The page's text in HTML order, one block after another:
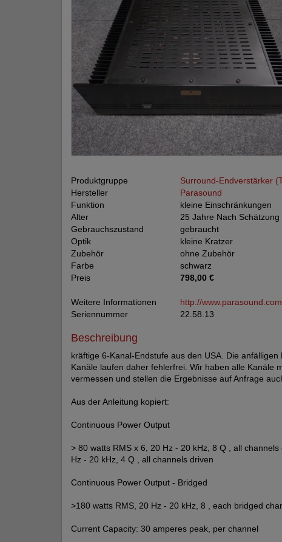
Produktgruppe
Surround-Endverstärker
Hersteller
Parasound
Funktion
kleine Einschränkungen
Alter
25 Jahre Nach Schätzung
Gebrauchszustand
gebraucht
Optik
kleine Kratzer
Zubehör
ohne Zubehör
Farbe
schwarz
Preis
798,00 €
Weitere Informationen
http://www.parasound.com
Seriennummer
22.58.13
Beschreibung
kräftige 6-Kanal-Endstufe aus den USA. Die
Kanäle laufen daher fehlerfrei. Wir haben alle Kanäle
vermessen und stellen die Ergebnisse auf Anfrage
Aus der Anleitung kopiert:
Continuous Power Output
> 80 watts RMS x 6, 20 Hz - 20 kHz, 8 Q , all
Hz - 20 kHz, 4 Q , all channels driven
Continuous Power Output - Bridged
>180 watts RMS, 20 Hz - 20 kHz, 8 , each bridged
Current Capacity: 30 amperes peak, per channel